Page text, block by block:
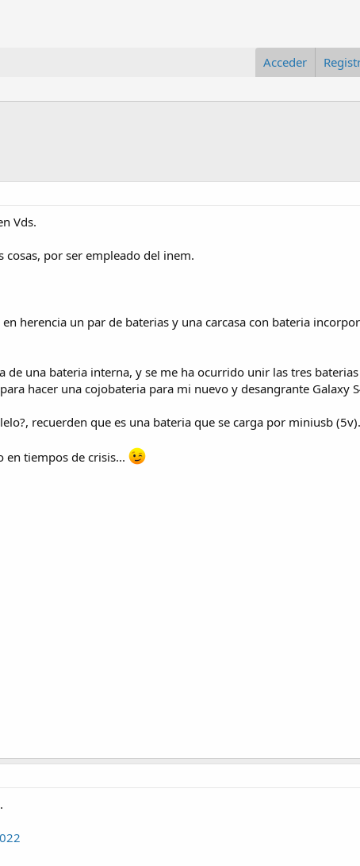
Acceder
Vds.
cosas, por ser empleado del inem.
herencia un par de baterias y una carcasa con bateria
de una bateria interna, y se me ha ocurrido unir las tres
hacer una cojobateria para mi nuevo y desangrante Galaxy
recuerden que es una bateria que se carga por miniusb
en tiempos de crisis...